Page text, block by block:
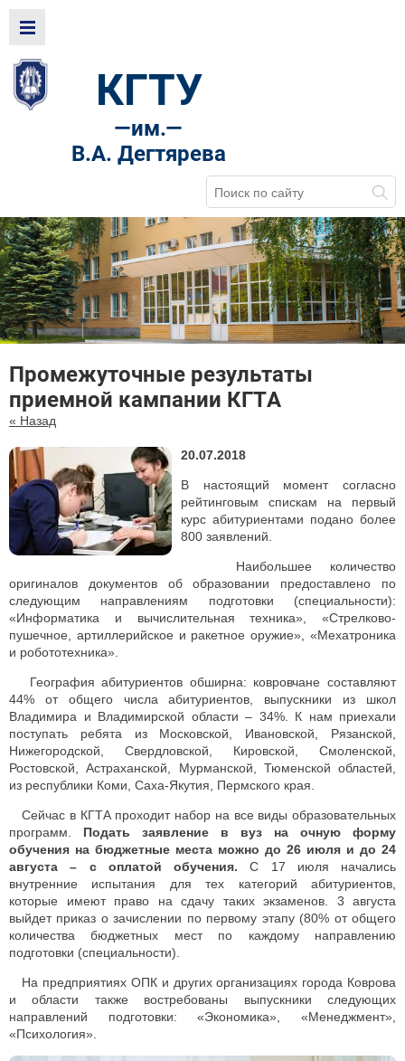
КГТУ
—им.—
В.А. Дегтярева
Промежуточные результаты
приемной кампании КГТА
« Назад
20.07.2018
В настоящий момент согласно
рейтинговым спискам на первый
курс абитуриентами подано более
800 заявлений.
Наибольшее количество
оригиналов документов об образовании предоставлено по
следующим направлениям подготовки (специальности):
«Информатика и вычислительная техника», «Стрелково-
пушечное, артиллерийское и ракетное оружие», «Мехатроника
и робототехника».
География абитуриентов обширна: ковровчане составляют
44% от общего числа абитуриентов, выпускники из школ
Владимира и Владимирской области – 34%. К нам приехали
поступать ребята из Московской, Ивановской, Рязанской,
Нижегородской, Свердловской, Кировской, Смоленской,
Ростовской, Астраханской, Мурманской, Тюменской областей,
из республики Коми, Саха-Якутия, Пермского края.
Сейчас в КГТА проходит набор на все виды образовательных
программ. Подать заявление в вуз на очную форму
обучения на бюджетные места можно до 26 июля и до 24
августа – с оплатой обучения. С 17 июля начались
внутренние испытания для тех категорий абитуриентов,
которые имеют право на сдачу таких экзаменов. 3 августа
выйдет приказ о зачислении по первому этапу (80% от общего
количества бюджетных мест по каждому направлению
подготовки (специальности).
На предприятиях ОПК и других организациях города Коврова
и области также востребованы выпускники следующих
направлений подготовки: «Экономика», «Менеджмент»,
«Психология».